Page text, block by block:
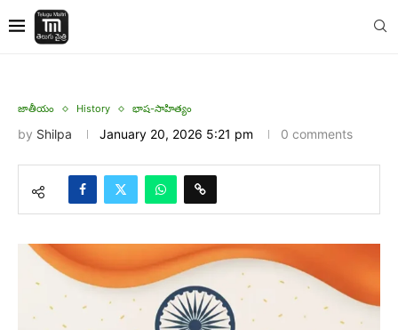
జాతీయం History భాష-సాహిత్యం
by Shilpa January 20, 2026 5:21 pm 0 comments